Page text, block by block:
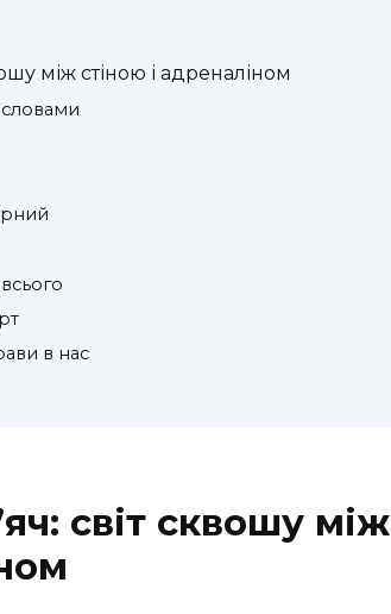
між стіною і адреналіном
в нас
світ сквошу між